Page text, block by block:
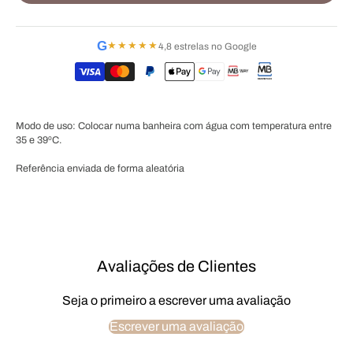
G★★★★★4,8 estrelas no Google
Modo de uso: Colocar numa banheira com água com temperatura entre
35 e 39ºC.
Referência enviada de forma aleatória
Avaliações de Clientes
Seja o primeiro a escrever uma avaliação
Escrever uma avaliação